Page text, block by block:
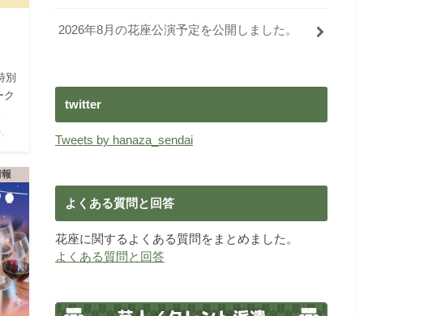
別
ク
2026年8月の花座公演予定を公開しました。
twitter
Tweets by hanaza_sendai
よくある質問と回答
花座に関するよくある質問をまとめました。
よくある質問と回答